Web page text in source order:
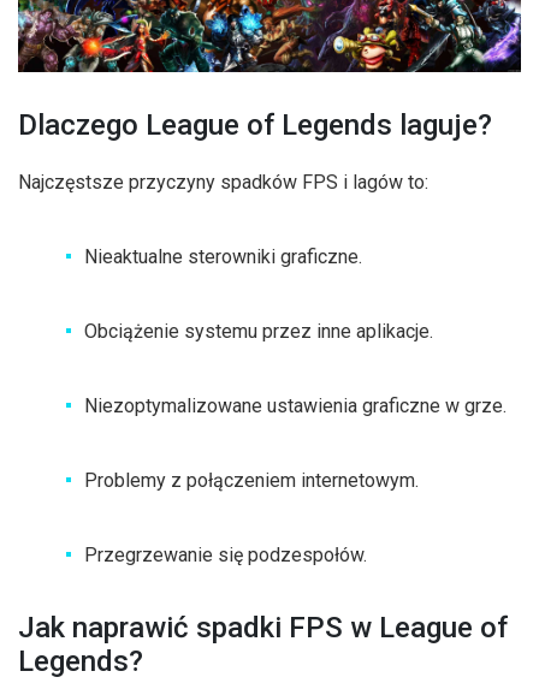
Dlaczego League of Legends laguje?
Najczęstsze przyczyny spadków FPS i lagów to:
Nieaktualne sterowniki graficzne.
Obciążenie systemu przez inne aplikacje.
Niezoptymalizowane ustawienia graficzne w grze.
Problemy z połączeniem internetowym.
Przegrzewanie się podzespołów.
Jak naprawić spadki FPS w League of
Legends?